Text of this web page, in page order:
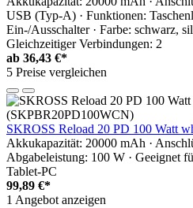
USB (Typ-A) · Funktionen:
Ein-/Ausschalter · Farbe: schwarz,
Gleichzeitiger Verbindungen: 2
ab 36,43 €*
5 Preise vergleichen
SKROSS Reload 20 PD 100 Watt
Akkukapazität: 20000 mAh ·
Abgabeleistung: 100 W · Geeignet
Tablet-PC
99,89 €*
1 Angebot anzeigen